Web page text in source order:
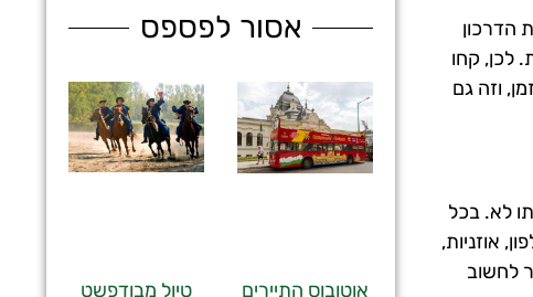
הדרכון
בטרמינל אחד, ובלי תיקים, כל הסיפור יכול לקחת אפילו פחות מ-20 דקות. לכן, קחו
וזה גם
לא. בכל
אוזניות,
כך שבהחלט אפשר לחשוב
אסור לפספס
אוטובוס התיירים
טיול מבודפשט